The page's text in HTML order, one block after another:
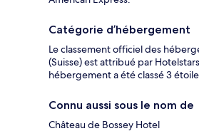
Catégorie d’hébergement
Le classement officiel des
(Suisse) est attribué par
hébergement a été classé 3
Connu aussi sous le nom de
Château de Bossey Hotel